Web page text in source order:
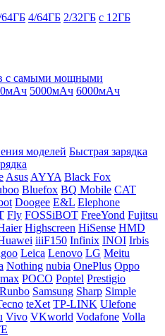
4/64ГБ 2/32ГБ с 12ГБ
с самыми мощными
5000мАч 6000мАч
моделей Быстрая зарядка
Asus AYYA Black Fox
Bluefox BQ Mobile CAT
Doogee E&L Elephone
Fly FOSSiBOT FreeYond Fujitsu
Highscreen HiSense HMD
iiiF150 Infinix INOI Irbis
Leica Lenovo LG Meitu
Nothing nubia OnePlus Oppo
POCO Poptel Prestigio
Runbo Samsung Sharp Simple
teXet TP-LINK Ulefone
Vivo VKworld Vodafone Volla